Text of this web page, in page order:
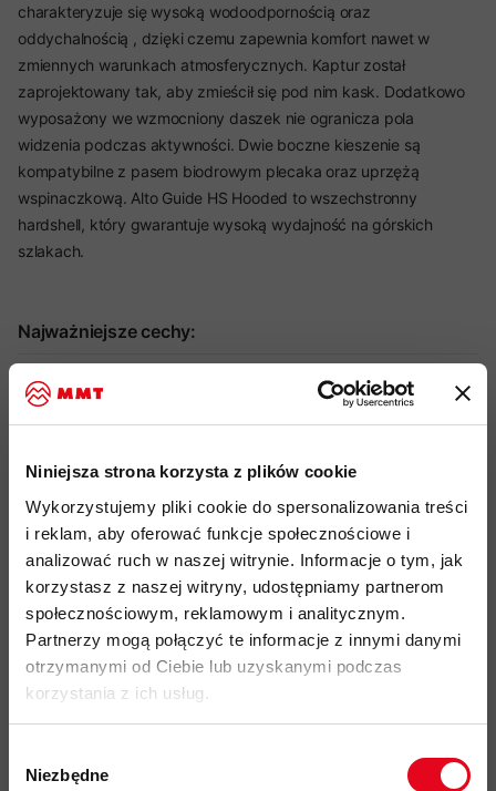
Niniejsza strona korzysta z plików cookie
Wykorzystujemy pliki cookie do spersonalizowania treści
i reklam, aby oferować funkcje społecznościowe i
analizować ruch w naszej witrynie. Informacje o tym, jak
korzystasz z naszej witryny, udostępniamy partnerom
społecznościowym, reklamowym i analitycznym.
Partnerzy mogą połączyć te informacje z innymi danymi
otrzymanymi od Ciebie lub uzyskanymi podczas
korzystania z ich usług.
zgody
Niezbędne
charakteryzuje się wysoką wodoodpornością oraz
oddychalnością , dzięki czemu zapewnia komfort nawet w
zmiennych warunkach atmosferycznych. Kaptur został
zaprojektowany tak, aby zmieścił się pod nim kask. Dodatkowo
wyposażony we wzmocniony daszek nie ogranicza pola
widzenia podczas aktywności. Dwie boczne kieszenie są
kompatybilne z pasem biodrowym plecaka oraz uprzężą
wspinaczkową. Alto Guide HS Hooded to wszechstronny
hardshell, który gwarantuje wysoką wydajność na górskich
szlakach.
Najważniejsze cechy:
idealny produkt do: hiking, trekking, alpinizm
wiatroszczelny i wodoodporny trójwarstwowy laminat
wodoszczelności: 20 000 mm i oddychalności na poziomie:
20 000 g/m2/24h
materiał zewnętrzny to 100% nylon pochodzący z recyklingu
kaptur kompatybilny z kaskiem z jednopunktową regulacją
dwukierunkowy, wodoodporny zamek błyskawiczny
kieszeń na klatce piersiowej zapinana na zamek
dwie boczne kieszenie zapinane na zamek kompatybilne z
wstępnie wyprofilowane rękawy z regulacją szerokości